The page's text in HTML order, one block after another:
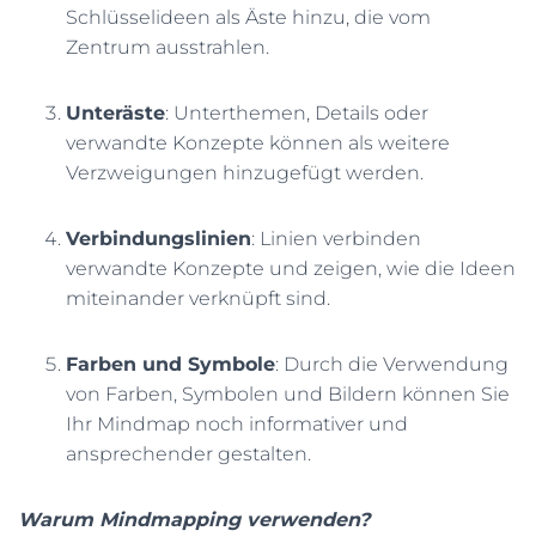
Schlüsselideen als Äste hinzu, die vom
Zentrum ausstrahlen.
Unteräste: Unterthemen, Details oder
verwandte Konzepte können als weitere
Verzweigungen hinzugefügt werden.
Verbindungslinien: Linien verbinden
verwandte Konzepte und zeigen, wie die Ideen
miteinander verknüpft sind.
Farben und Symbole: Durch die Verwendung
von Farben, Symbolen und Bildern können Sie
Ihr Mindmap noch informativer und
ansprechender gestalten.
Warum Mindmapping verwenden?